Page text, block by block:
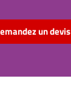
un devis